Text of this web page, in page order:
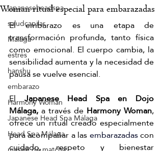
japaneseheadspa
saludcapilar
Málaga
estrés
hanshu
embarazo
Harmony Woman
Japanese Head Spa Málaga
Head Spa Málaga
Woman ritual especial para embarazadas
El embarazo es una etapa de
transformación profunda, tanto física
como emocional. El cuerpo cambia, la
sensibilidad aumenta y la necesidad de
pausa se vuelve esencial.
El Japanese Head Spa en Dojo
Málaga, a través de Harmony Woman,
ofrece un ritual creado especialmente
para acompañar a las embarazadas con
cuidado, respeto y bienestar